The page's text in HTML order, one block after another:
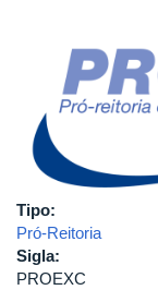
Tipo:
Pró-Reitoria
Sigla:
PROEXC